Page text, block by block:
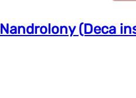
Nandrolony (Deca